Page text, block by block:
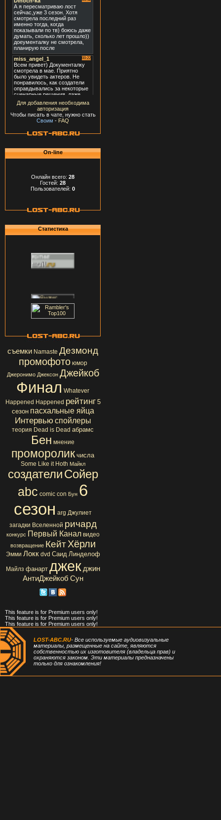
Для добавления необходима
авторизация
Чтобы писать в чате, нужно стать
Своим - FAQ
On-line
Онлайн всего: 28
Гостей: 28
Пользователей: 0
Статистика
съемки Namaste Дезмонд
промофото юмор
Джеронимо Джексон Джейкоб
Финал Whatever
Happened Happened рейтинг 5
сезон пасхальные яйца
Интервью спойлеры
теория Dead is Dead абрамс
Бен мнение
проморолик числа
Some Like it Hoth Майкл
создателиСойер
abc comic con Бун 6
сезон arg Джулиет
загадки Вселенной ричард
конкурс Первый Канал видео
возвращение Кейт Хёрли
Эмми Локк dvd Саид Линделоф
Майлз фанарт джек джин
АнтиДжейкоб Сун
This feature is for Premium users only!
This feature is for Premium users only!
This feature is for Premium users only!
LOST-ABC.RU- Все используемые аудиовизуальные
материалы, размещенные на сайте, являются
собственностью их изготовителя (владельца прав) и
охраняются законом. Эти материалы предназначены
только для ознакомления!